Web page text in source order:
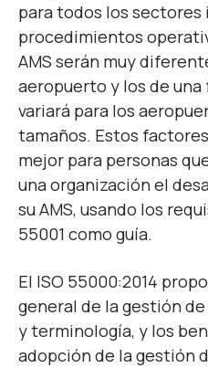
para todos los sectores
procedimientos
AMS serán muy
aeropuerto y los de una
variará para los
tamaños. Estos
mejor para personas
una organización el
su AMS, usando los
55001 como guía.
El ISO 55000:2014
general de la gestión
y terminología, y los
adopción de la gestión